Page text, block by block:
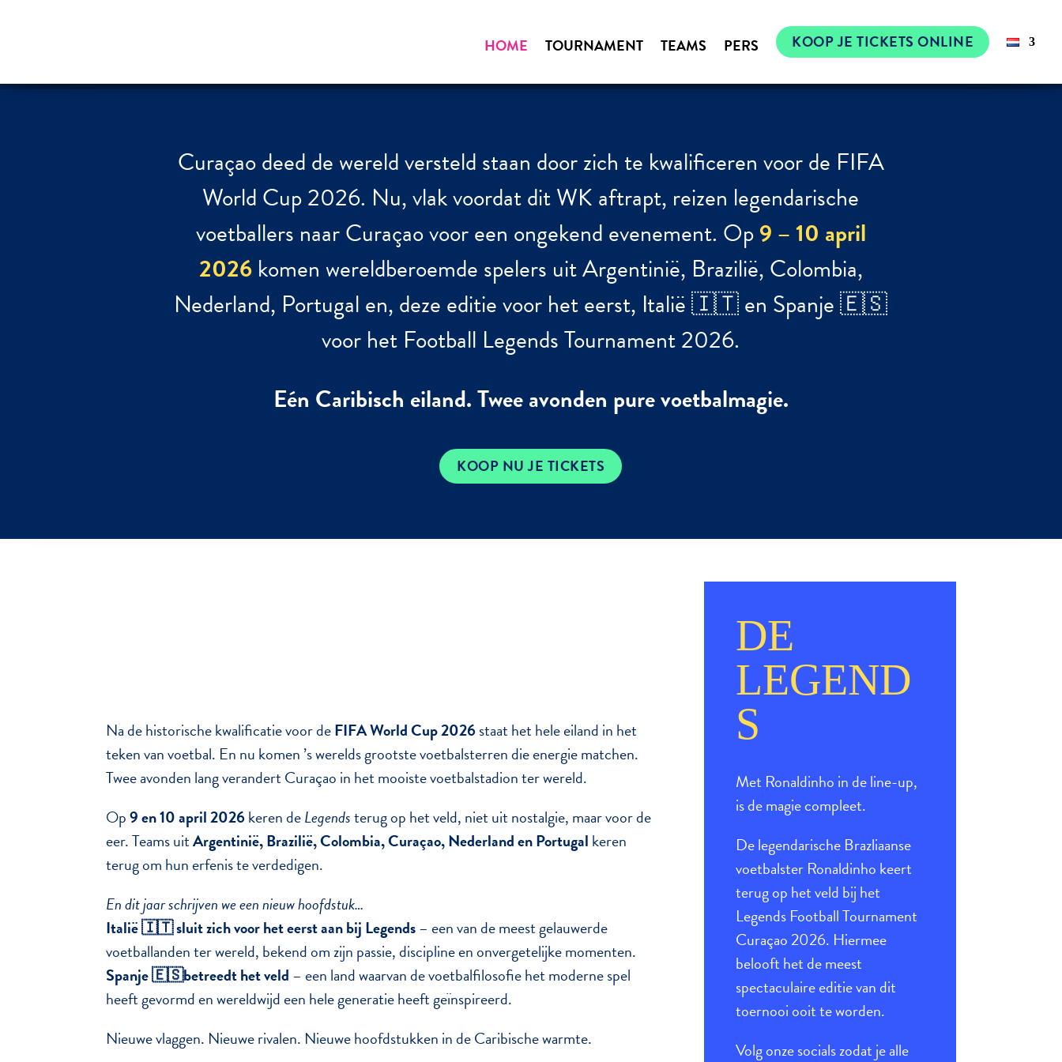
HOME TOURNAMENT TEAMS PERS KOOP JE TICKETS ONLINE
Curaçao deed de wereld versteld staan door zich te kwalificeren voor de FIFA
World Cup 2026. Nu, vlak voordat dit WK aftrapt, reizen legendarische
voetballers naar Curaçao voor een ongekend evenement. Op9 – 10 april
2026 komen wereldberoemde spelers uit Argentinië, Brazilië, Colombia,
Nederland, Portugal en, deze editie voor het eerst, Italië 🇮🇹 en Spanje 🇪🇸
voor het Football Legends Tournament 2026.
Eén Caribisch eiland. Twee avonden pure voetbalmagie.
KOOP NU JE TICKETS
Na de historische kwalificatie voor deFIFA World Cup 2026staat het hele eiland in het
teken van voetbal. En nu komen ’s werelds grootste voetbalsterren die energie matchen.
Twee avonden lang verandert Curaçao in het mooiste voetbalstadion ter wereld.
Op9 en 10 april 2026keren deLegendsterug op het veld, niet uit nostalgie, maar voor de
eer. Teams uitArgentinië, Brazilië, Colombia, Curaçao, Nederland en Portugal keren
terug om hun erfenis te verdedigen.
En dit jaar schrijven we een nieuw hoofdstuk…
Italië 🇮🇹 sluit zich voor het eerst aan bij Legends– een van de meest gelauwerde
voetballanden ter wereld, bekend om zijn passie, discipline en onvergetelijke momenten.
Spanje 🇪🇸betreedt het veld – een land waarvan de voetbalfilosofie het moderne spel
heeft gevormd en wereldwijd een hele generatie heeft geïnspireerd.
Nieuwe vlaggen. Nieuwe rivalen. Nieuwe hoofdstukken in de Caribische warmte.
DE
LEGEND
S
Met Ronaldinho in de line-up,
is de magie compleet.
De legendarische Brazliaanse
voetbalster Ronaldinho keert
terug op het veld bij het
Legends Football Tournament
Curaçao 2026. Hiermee
belooft het de meest
spectaculaire editie van dit
toernooi ooit te worden.
Volg onze socials zodat je alle